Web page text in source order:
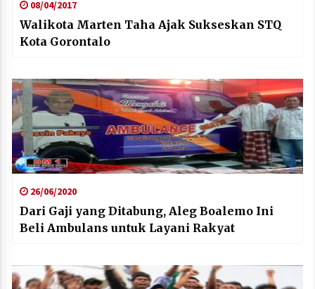
08/04/2017
Walikota Marten Taha Ajak Sukseskan STQ
Kota Gorontalo
26/06/2020
Dari Gaji yang Ditabung, Aleg Boalemo Ini
Beli Ambulans untuk Layani Rakyat